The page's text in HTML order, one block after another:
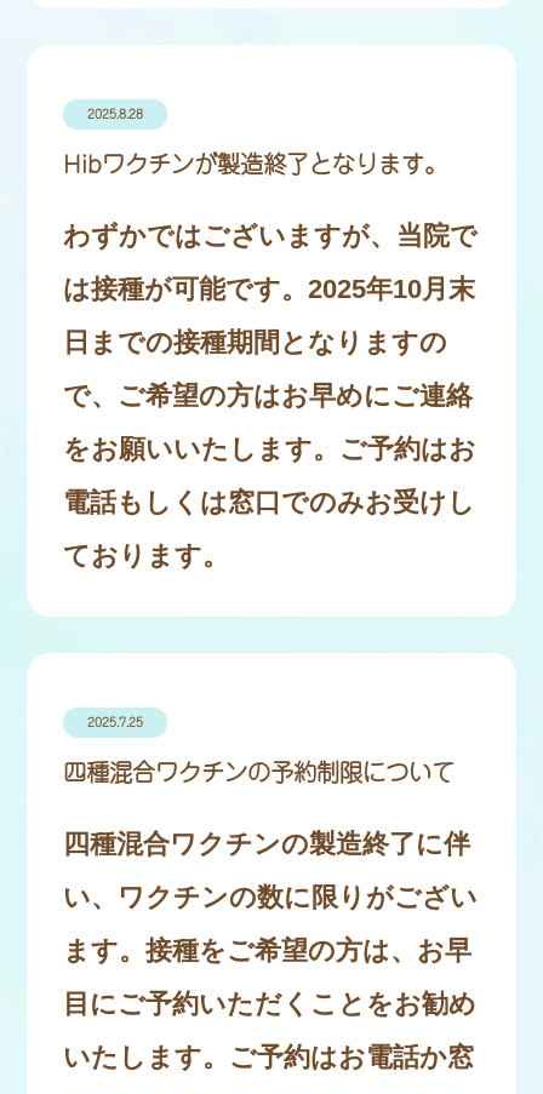
2025.8.28
Hibワクチンが製造終了となります。
わずかではございますが、当院で
は接種が可能です。2025年10月末
日までの接種期間となりますの
で、ご希望の方はお早めにご連絡
をお願いいたします。ご予約はお
電話もしくは窓口でのみお受けし
ております。
2025.7.25
四種混合ワクチンの予約制限について
四種混合ワクチンの製造終了に伴
い、ワクチンの数に限りがござい
ます。接種をご希望の方は、お早
目にご予約いただくことをお勧め
いたします。ご予約はお電話か窓